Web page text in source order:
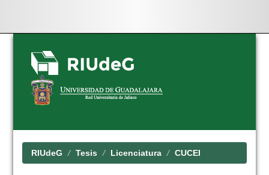
Skip
navigation
RIUdeG Tesis Licenciatura CUCEI